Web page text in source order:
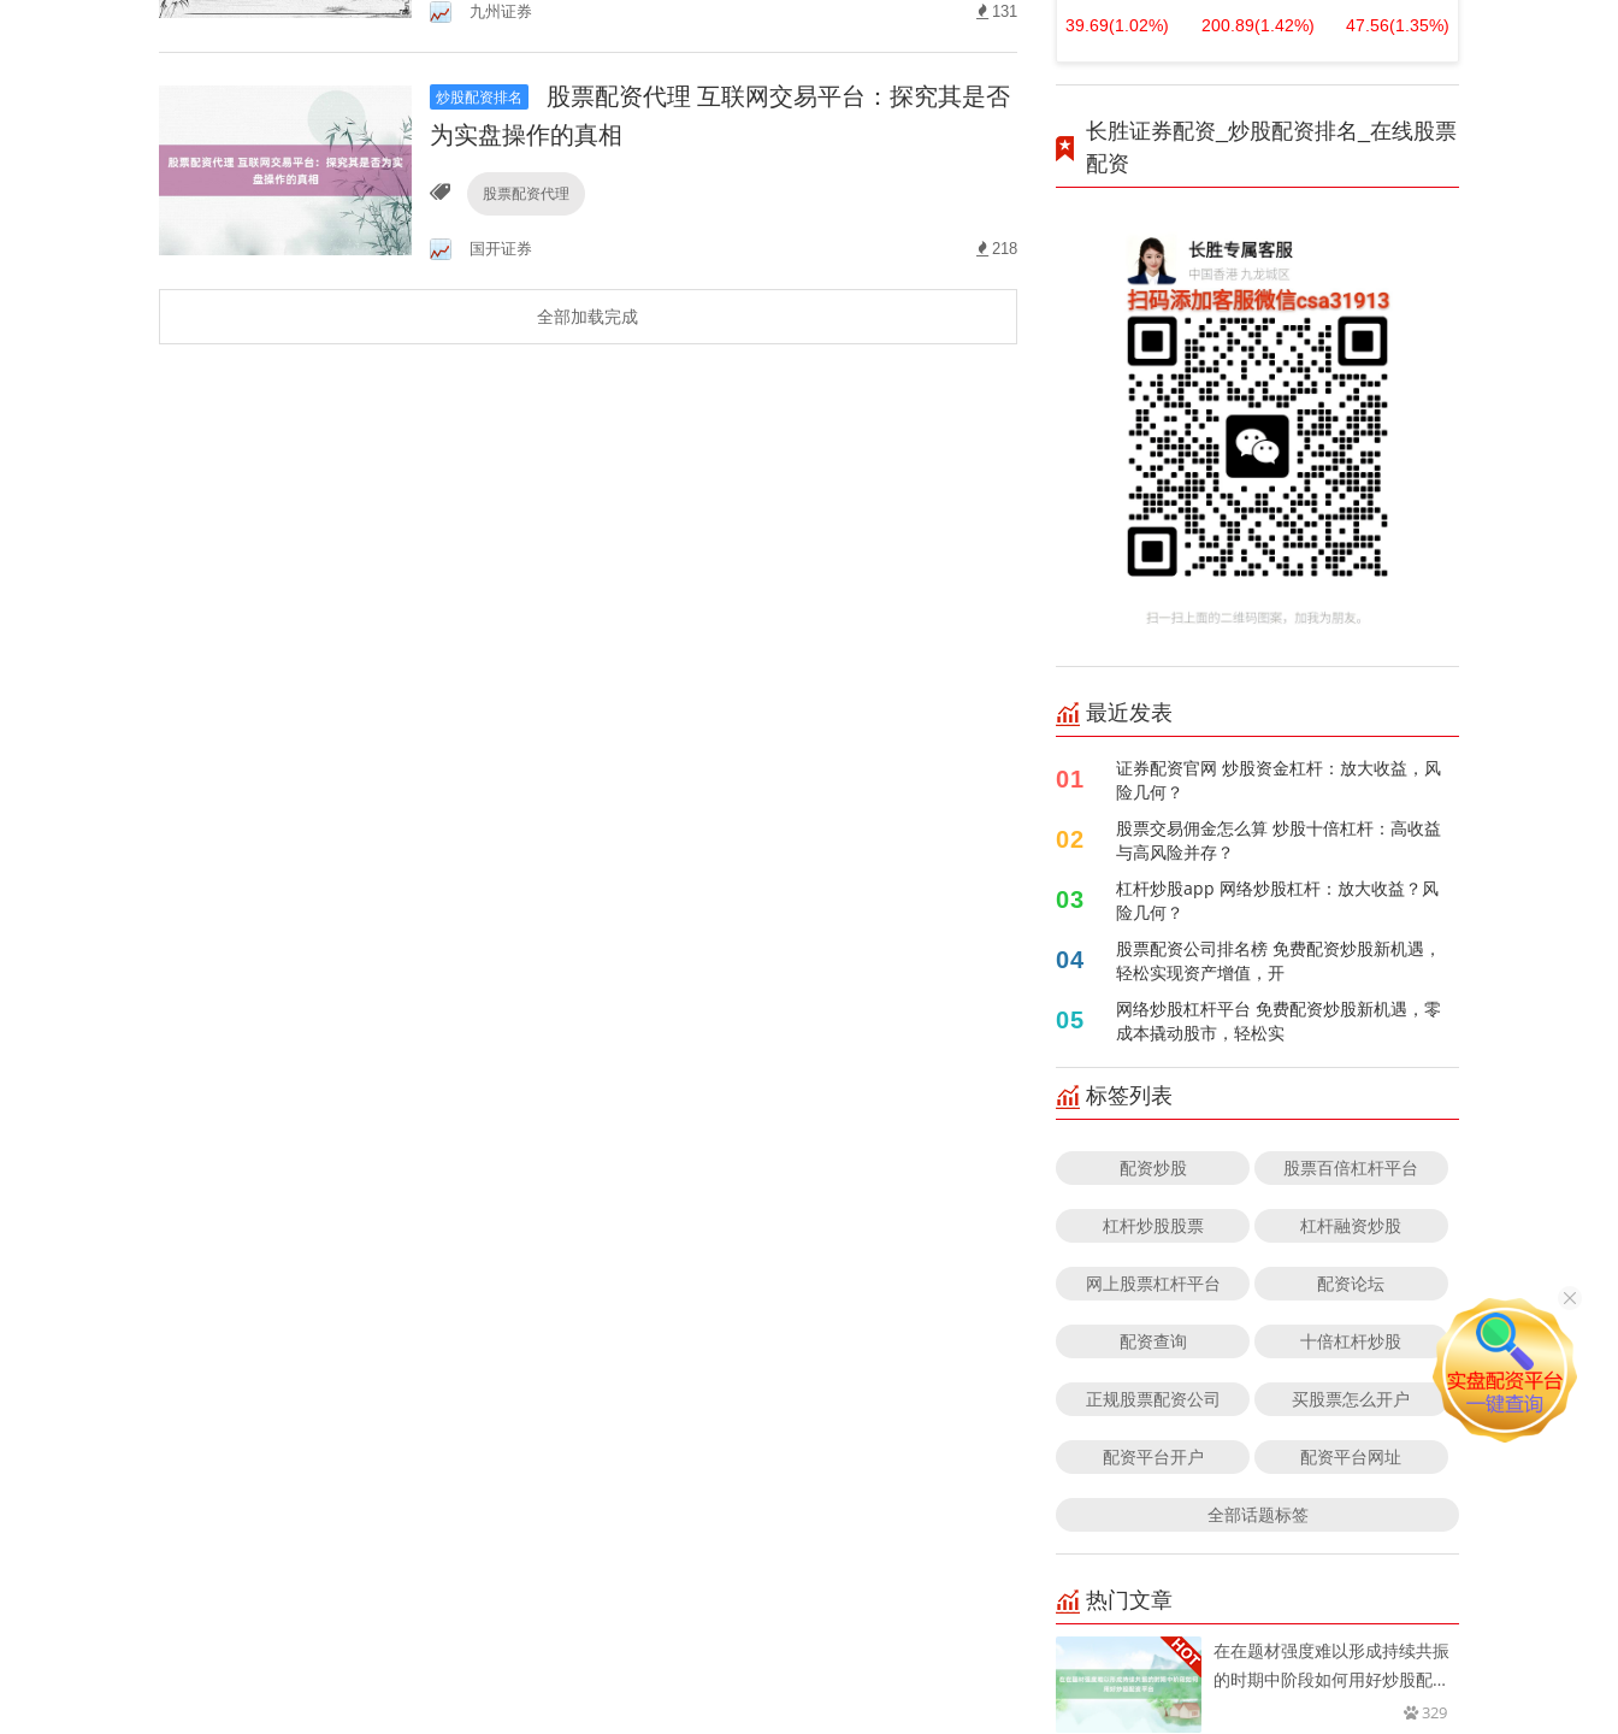
九州证券 131
炒股配资排名
股票配资代理 互联网交易平台：探究其是否
为实盘操作的真相
股票配资代理
国开证券 218
全部加载完成
39.69(1.02%) 200.89(1.42%) 47.56(1.35%)
长胜证券配资_炒股配资排名_在线股票
配资
最近发表
01
证券配资官网 炒股资金杠杆：放大收益，风
险几何？
02
股票交易佣金怎么算 炒股十倍杠杆：高收益
与高风险并存？
03
杠杆炒股app 网络炒股杠杆：放大收益？风
险几何？
04
股票配资公司排名榜 免费配资炒股新机遇，
轻松实现资产增值，开
05
网络炒股杠杆平台 免费配资炒股新机遇，零
成本撬动股市，轻松实
标签列表
配资炒股 股票百倍杠杆平台
杠杆炒股股票 杠杆融资炒股
网上股票杠杆平台 配资论坛
配资查询 十倍杠杆炒股
正规股票配资公司 买股票怎么开户
配资平台开户 配资平台网址
全部话题标签
热门文章
在在题材强度难以形成持续共振
的时期中阶段如何用好炒股配资
329